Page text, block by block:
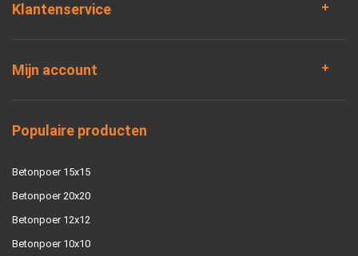
Klantenservice
Mijn account
Populaire producten
Betonpoer 15x15
Betonpoer 20x20
Betonpoer 12x12
Betonpoer 10x10